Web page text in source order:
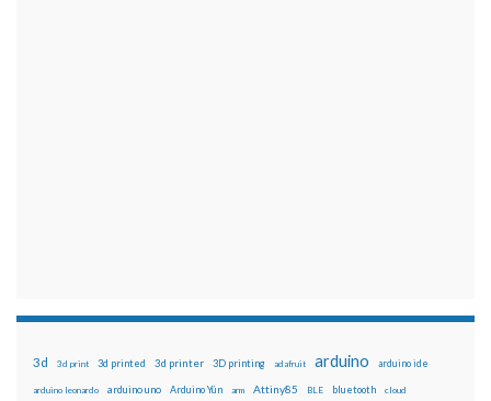
3d 3d print 3d printed 3d printer 3D printing adafruit arduino arduino ide
arduino leonardo arduino uno Arduino Yún arm Attiny85 BLE bluetooth cloud